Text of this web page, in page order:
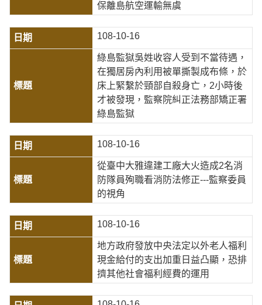
保離島航空運輸無虞
108-10-16
綠島監獄吳姓收容人受到不當待遇，
在獨居房內利用被單撕製成布條，於
床上緊繫於頸部自殺身亡，2小時後
才被發現，監察院糾正法務部矯正署
綠島監獄
108-10-16
從臺中大雅違建工廠大火造成2名消
防隊員殉職看消防法修正---監察委員
的視角
108-10-16
地方政府發放中央法定以外老人福利
現金給付的支出加重日益凸顯，恐排
擠其他社會福利經費的運用